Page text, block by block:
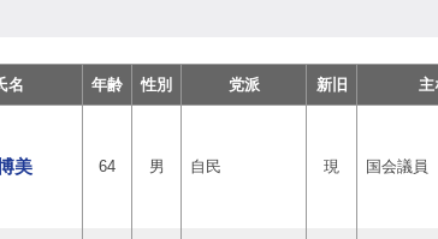
名 年齢 性別 党派 新旧 主
美 64 男 自民 現 国会議員